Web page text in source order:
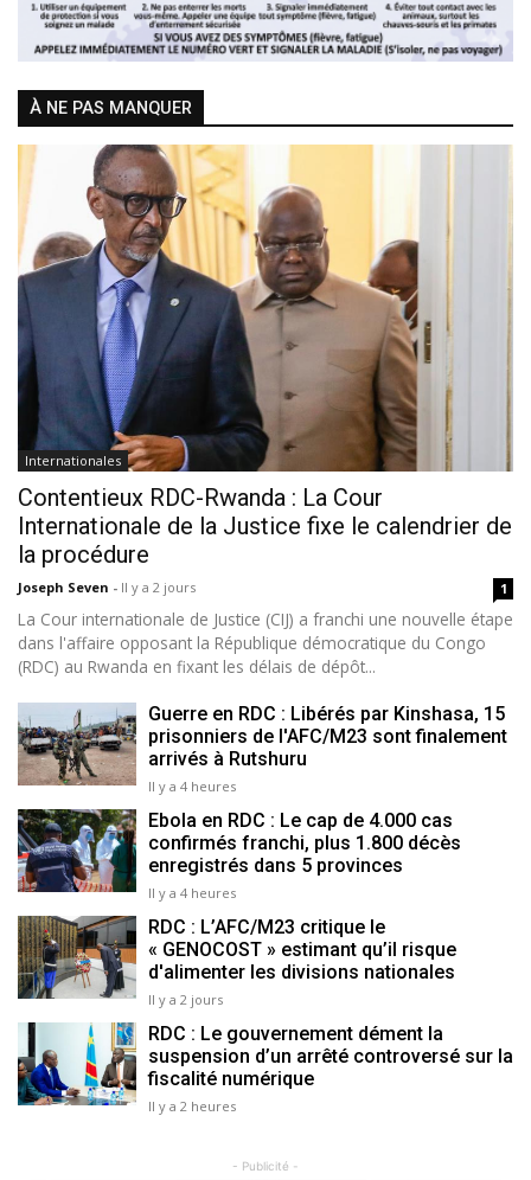
À NE PAS MANQUER
Internationales
Contentieux RDC-Rwanda : La Cour
Internationale de la Justice fixe le calendrier de
la procédure
Joseph Seven - Il y a 2 jours 1
La Cour internationale de Justice (CIJ) a franchi une nouvelle étape
dans l'affaire opposant la République démocratique du Congo
(RDC) au Rwanda en fixant les délais de dépôt...
Guerre en RDC : Libérés par Kinshasa, 15
prisonniers de l'AFC/M23 sont finalement
arrivés à Rutshuru
Il y a 4 heures
Ebola en RDC : Le cap de 4.000 cas
confirmés franchi, plus 1.800 décès
enregistrés dans 5 provinces
Il y a 4 heures
RDC : L’AFC/M23 critique le
« GENOCOST » estimant qu’il risque
d'alimenter les divisions nationales
Il y a 2 jours
RDC : Le gouvernement dément la
suspension d’un arrêté controversé sur la
fiscalité numérique
Il y a 2 heures
- Publicité -